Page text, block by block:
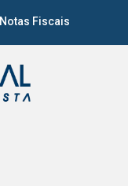
Notas Fiscais